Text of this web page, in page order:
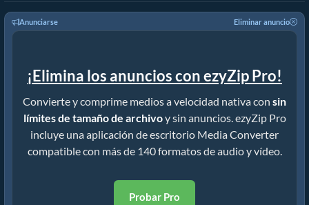
Anunciarse Eliminar anuncio
¡Elimina los anuncios con ezyZip Pro!
Convierte y comprime medios a velocidad nativa con sin
límites de tamaño de archivoy sin anuncios. ezyZip Pro
incluye una aplicación de escritorio Media Converter
compatible con más de 140 formatos de audio y vídeo.
Probar Pro